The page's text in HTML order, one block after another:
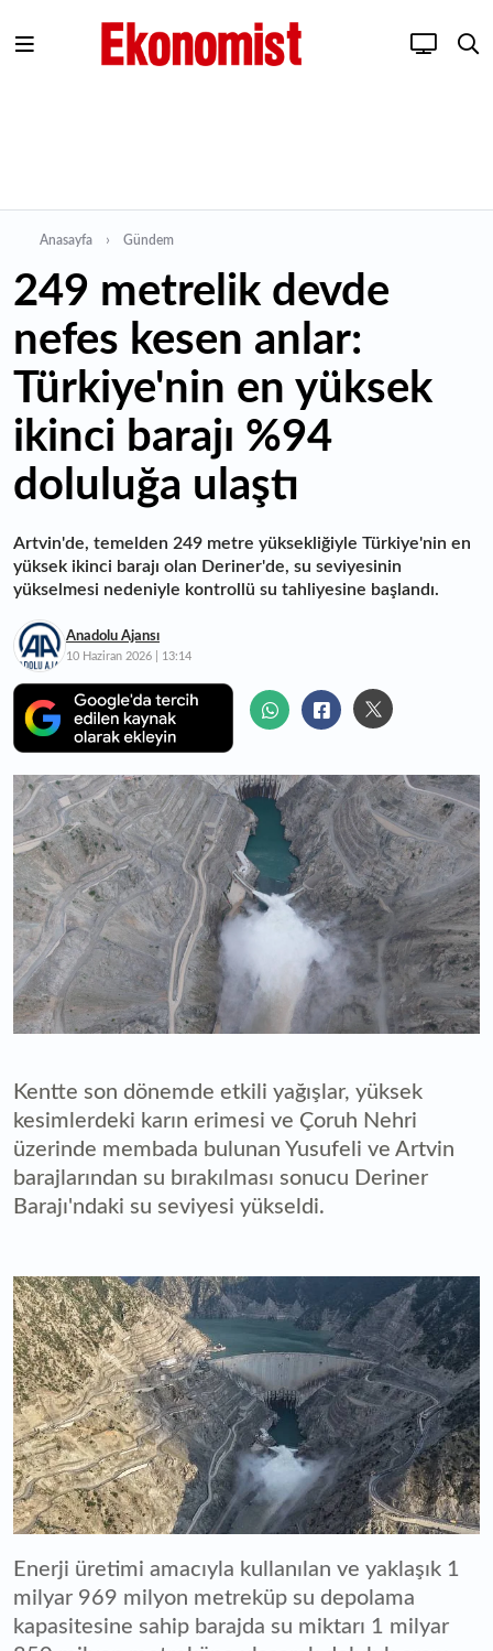
Anasayfa Gündem
249 metrelik devde
nefes kesen anlar:
Türkiye'nin en yüksek
ikinci barajı %94
doluluğa ulaştı
Artvin'de, temelden 249 metre yüksekliğiyle Türkiye'nin en
yüksek ikinci barajı olan Deriner'de, su seviyesinin
yükselmesi nedeniyle kontrollü su tahliyesine başlandı.
Anadolu Ajansı
10 Haziran 2026 | 13:14
Kentte son dönemde etkili yağışlar, yüksek
kesimlerdeki karın erimesi ve Çoruh Nehri
üzerinde membada bulunan Yusufeli ve Artvin
barajlarından su bırakılması sonucu Deriner
Barajı'ndaki su seviyesi yükseldi.
Enerji üretimi amacıyla kullanılan ve yaklaşık 1
milyar 969 milyon metreküp su depolama
kapasitesine sahip barajda su miktarı 1 milyar